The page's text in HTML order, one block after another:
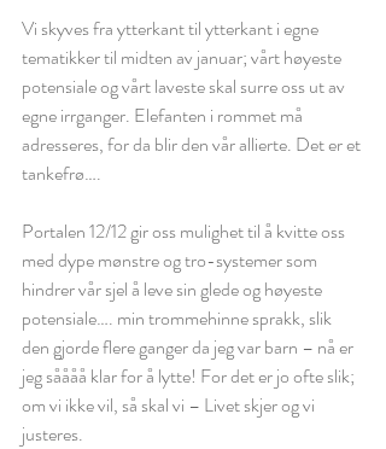
Vi skyves fra ytterkant til ytterkant i egne
tematikker til midten av januar; vårt høyeste
potensiale og vårt laveste skal surre oss ut av
egne irrganger. Elefanten i rommet må
adresseres, for da blir den vår allierte. Det er et
tankefrø….
Portalen 12/12 gir oss mulighet til å kvitte oss
med dype mønstre og tro-systemer som
hindrer vår sjel å leve sin glede og høyeste
potensiale…. min trommehinne sprakk, slik
den gjorde flere ganger da jeg var barn – nå er
jeg såååå klar for å lytte! For det er jo ofte slik;
om vi ikke vil, så skal vi – Livet skjer og vi
justeres.